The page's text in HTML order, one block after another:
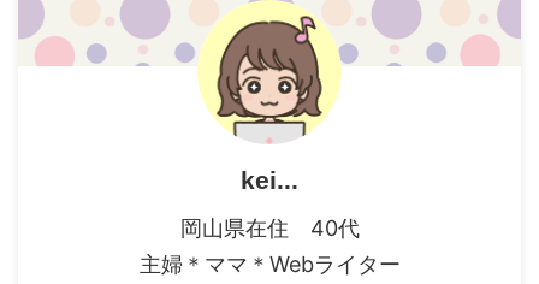
kei...
岡山県在住 40代
主婦＊ママ＊Webライター